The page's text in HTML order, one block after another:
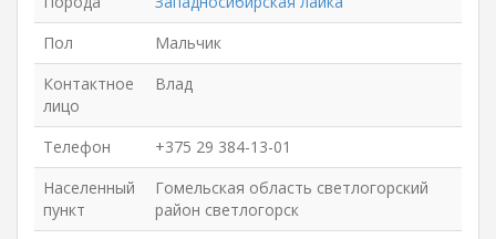
Пол
Мальчик
Контактное
лицо
Влад
Телефон
+375 29 384-13-01
Населенный
пункт
Гомельская область светлогорский
район светлогорск